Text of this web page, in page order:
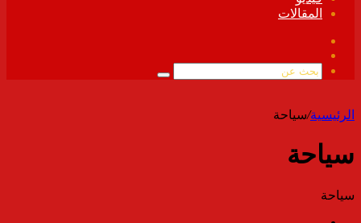
المقالات
الموقع
بحث
الرئيسية/سياحة
سياحة
سياحة